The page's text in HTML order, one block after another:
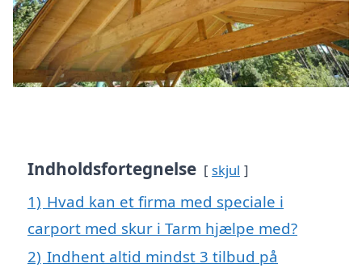
Indholdsfortegnelse skjul
1) Hvad kan et firma med speciale i
carport med skur i Tarm hjælpe med?
2) Indhent altid mindst 3 tilbud på